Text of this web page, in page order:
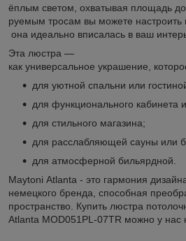
ёплым светом, охватывая площадь
руемым тросам вы можете настроить
она идеально вписалась в ваш
Эта люстра —
как универсальное украшение,
для уютной спальни или
для функционального кабинета
для стильного магазина;
для расслабляющей сауны или
для атмосферной бильярдной.
Maytoni Atlanta - это гармония
немецкого бренда, способная
пространство. Купить люстра
Atlanta MOD051PL-07TR можно у нас